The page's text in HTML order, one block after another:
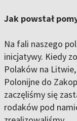
Jak powstał
Na fali naszego
inicjatywy. Kiedy
Polaków na
Polonijne do
zaczęliśmy się
rodaków pod